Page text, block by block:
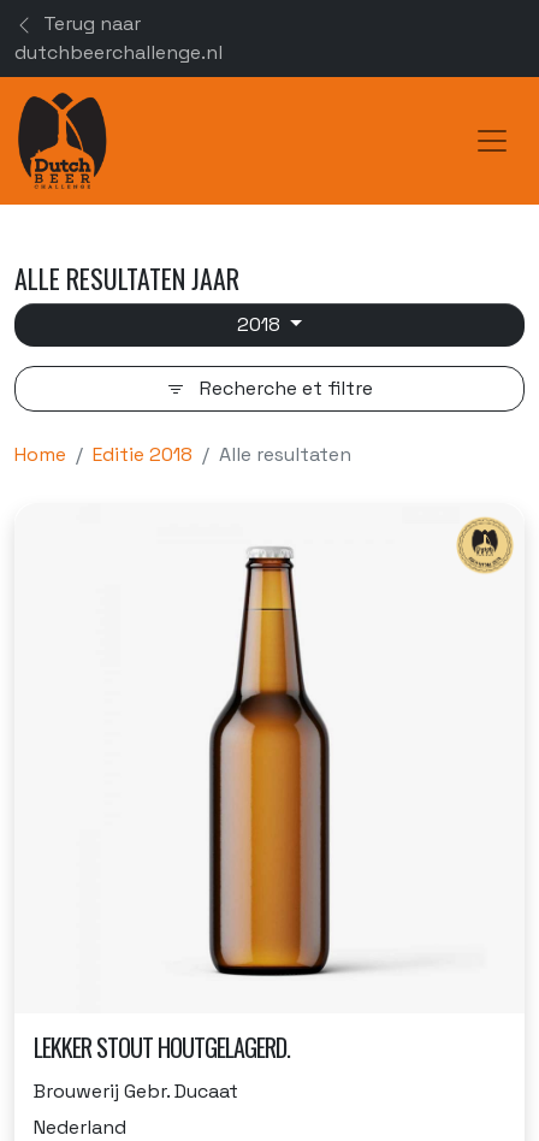
Terug naar
dutchbeerchallenge.nl
ALLE RESULTATEN JAAR
2018
Recherche et filtre
Home Editie 2018 Alle resultaten
LEKKER STOUT HOUTGELAGERD.
Brouwerij Gebr. Ducaat
Nederland